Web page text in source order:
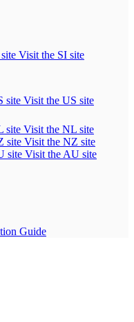
Visit the SI site
Visit the US site
Visit the NL site
Visit the NZ site
Visit the AU site
Guide